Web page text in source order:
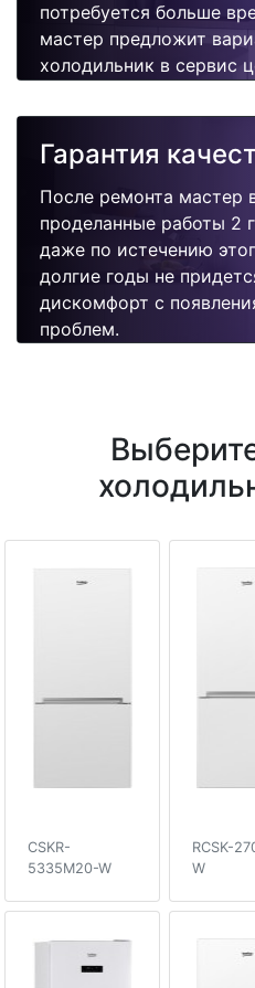
потребуется больше
мастер предложит
холодильник в сервис
Гарантия
После ремонта мастер
проделанные работы 2
даже по истечению
долгие годы не
дискомфорт с
проблем.
CSKR-
5335M20-W
RCSK-
W